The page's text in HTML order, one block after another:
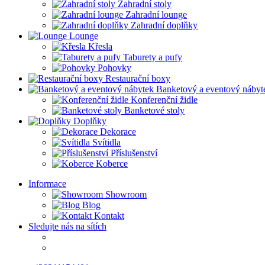
Zahradní stoly
Zahradní lounge
Zahradní doplňky
Lounge
Křesla
Taburety a pufy
Pohovky
Restaurační boxy
Banketový a eventový
Konferenční židle
Banketové stoly
Doplňky
Dekorace
Svítidla
Příslušenství
Koberce
Informace
Showroom
Blog
Kontakt
Sledujte nás na sítích